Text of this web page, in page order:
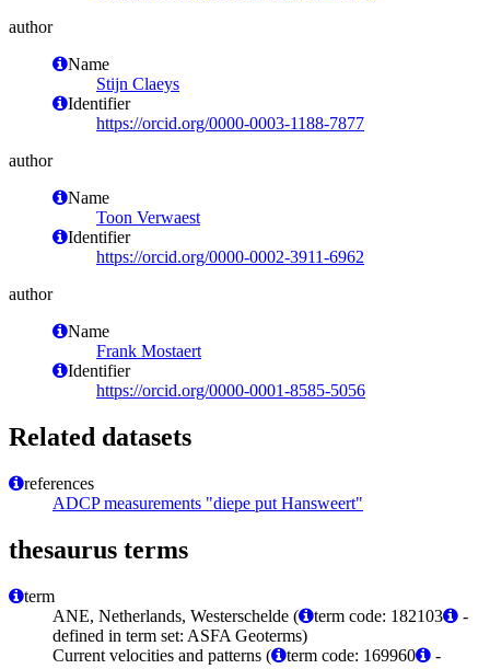
author
Name
Stijn Claeys
Identifier
https://orcid.org/0000-0003-1188-7877
author
Name
Toon Verwaest
Identifier
https://orcid.org/0000-0002-3911-6962
author
Name
Frank Mostaert
Identifier
https://orcid.org/0000-0001-8585-5056
Related datasets
references
ADCP measurements "diepe put Hansweert"
thesaurus terms
term
ANE, Netherlands, Westerschelde (
term code: 182103
-
defined in term set: ASFA Geoterms)
Current velocities and patterns (
term code: 169960
-